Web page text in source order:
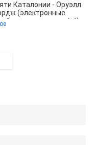
Каталонии - Оруэлл
(электронные
без регистрации .txt)